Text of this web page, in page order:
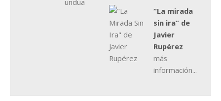
“La mirada
sin ira” de
Javier
Rupérez
más
información...